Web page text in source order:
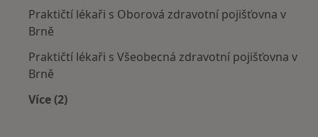
Praktičtí lékaři s Oborová zdravotní pojišťovna v
Brně
Praktičtí lékaři s Všeobecná zdravotní pojišťovna v
Brně
Více (2)